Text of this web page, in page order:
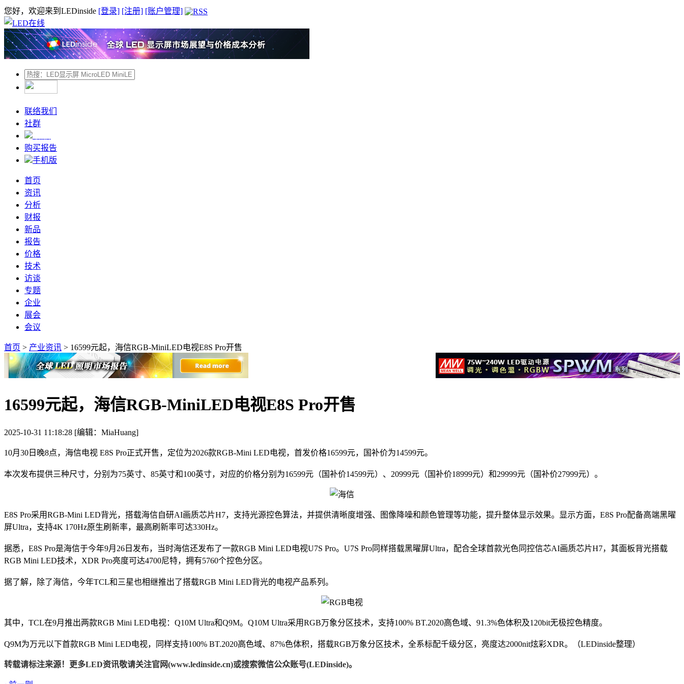
您好，欢迎来到LEDinside [登录] [注册] [账户管理]
联络我们
社群
购买报告
手机版
首页
资讯
分析
财报
新品
报告
价格
技术
访谈
专题
企业
展会
会议
首页 > 产业资讯 > 16599元起，海信RGB-MiniLED电视E8S Pro开售
16599元起，海信RGB-MiniLED电视E8S Pro开售
2025-10-31 11:18:28 [编辑：MiaHuang]
10月30日晚8点，海信电视 E8S Pro正式开售，定位为2026款RGB-Mini LED电视，首发价格16599元，国补价为14599元。
本次发布提供三种尺寸，分别为75英寸、85英寸和100英寸，对应的价格分别为16599元（国补价14599元）、20999元（国补价18999元）和29999元（国补价27999元）。
E8S Pro采用RGB-Mini LED背光，搭载海信自研AI画质芯片H7，支持光源控色算法，并提供清晰度增强、图像降噪和颜色管理等功能，提升整体显示效果。显示方面，E8S Pro配备高端黑曜
屏Ultra，支持4K 170Hz原生刷新率，最高刷新率可达330Hz。
据悉，E8S Pro是海信于今年9月26日发布，当时海信还发布了一款RGB Mini LED电视U7S Pro。U7S Pro同样搭载黑曜屏Ultra，配合全球首款光色同控信芯AI画质芯片H7，其面板背光搭载
RGB Mini LED技术，XDR Pro亮度可达4700尼特，拥有5760个控色分区。
据了解，除了海信，今年TCL和三星也相继推出了搭载RGB Mini LED背光的电视产品系列。
其中，TCL在9月推出两款RGB Mini LED电视：Q10M Ultra和Q9M。Q10M Ultra采用RGB万象分区技术，支持100% BT.2020高色域、91.3%色体积及120bit无极控色精度。
Q9M为万元以下首款RGB Mini LED电视，同样支持100% BT.2020高色域、87%色体积，搭载RGB万象分区技术，全系标配千级分区，亮度达2000nit炫彩XDR。（LEDinside整理）
转载请标注来源！更多LED资讯敬请关注官网(www.ledinside.cn)或搜索微信公众账号(LEDinside)。